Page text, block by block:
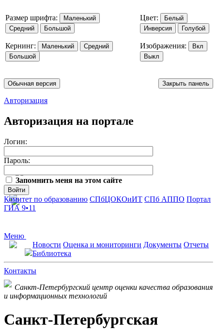
Размер шрифта:
Маленький
Средний
Большой
Кернинг: Маленький
Средний
Большой
Цвет:
Белый
Инверсия
Голубой
Изображения:
Вкл
Выкл
Обычная версия Закрыть панель
Авторизация
Авторизация на портале
Логин:
Пароль:
Запомнить меня на этом сайте
Войти
Комитет по образованию СПбЦОКОиИТ СПб АППО Портал
ГИА 9•11
Меню
Новости Оценка и мониторинги Документы Отчеты
Библиотека
Контакты
Санкт-Петербургский центр оценки качества образования
и информационных технологий
Санкт-Петербургская